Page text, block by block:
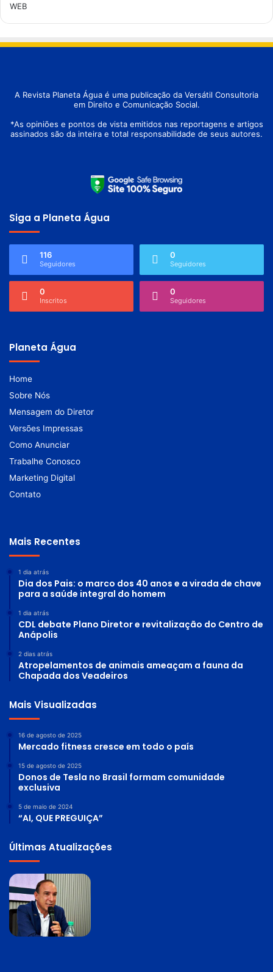
WEB
A Revista Planeta Água é uma publicação da Versátil Consultoria
em Direito e Comunicação Social.
*As opiniões e pontos de vista emitidos nas reportagens e artigos
assinados são da inteira e total responsabilidade de seus autores.
Siga a Planeta Água
116
Seguidores
0
Seguidores
0
Inscritos
0
Seguidores
Planeta Água
Home
Sobre Nós
Mensagem do Diretor
Versões Impressas
Como Anunciar
Trabalhe Conosco
Marketing Digital
Contato
Mais Recentes
1 dia atrás
Dia dos Pais: o marco dos 40 anos e a virada de chave
para a saúde integral do homem
1 dia atrás
CDL debate Plano Diretor e revitalização do Centro de
Anápolis
2 dias atrás
Atropelamentos de animais ameaçam a fauna da
Chapada dos Veadeiros
Mais Visualizadas
16 de agosto de 2025
Mercado fitness cresce em todo o país
15 de agosto de 2025
Donos de Tesla no Brasil formam comunidade
exclusiva
5 de maio de 2024
“AI, QUE PREGUIÇA”
Últimas Atualizações